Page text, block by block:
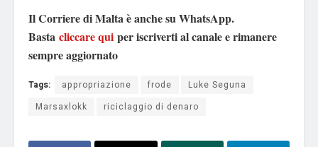
Il Corriere di Malta è anche su WhatsApp.
Basta cliccare qui per iscriverti al canale e rimanere
sempre aggiornato
Tags: appropriazione frode
Luke Seguna
Marsaxlokk
riciclaggio di denaro